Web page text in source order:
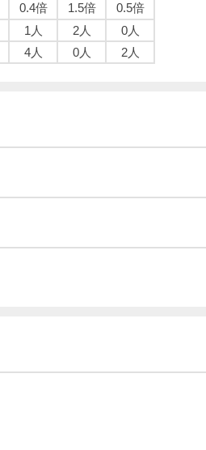
0.4倍
1.5倍
0.5倍
1人 2人
0人
4人 0人 2人